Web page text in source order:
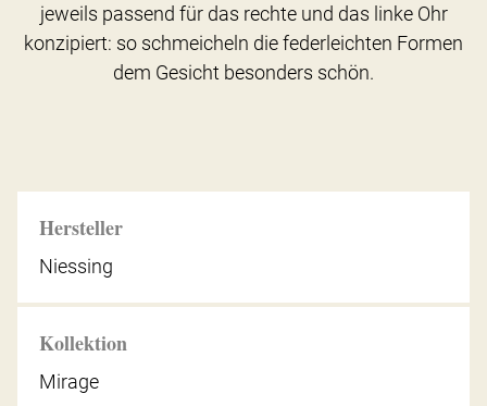
Hersteller
Niessing
Kollektion
Mirage
jeweils passend für das rechte und das linke Ohr
konzipiert: so schmeicheln die federleichten Formen
dem Gesicht besonders schön.